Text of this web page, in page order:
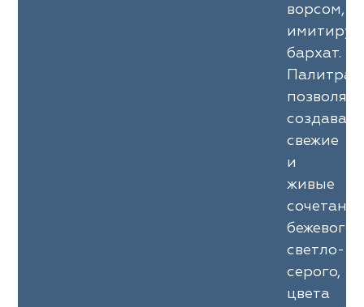
ворсом,
бархат.
Палитра
позволяет
создавать
свежие
и
живые
сочетания
бежевого,
светло-
серого,
цвета